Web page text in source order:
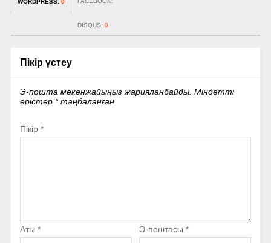
WORDPRESS: 0
DISQUS: 0
Пікір үстеу
Э-пошта мекенжайыңыз жарияланбайды. Міндетті
өрістер *таңбаланған
Пікір *
Аты * Э-поштасы *